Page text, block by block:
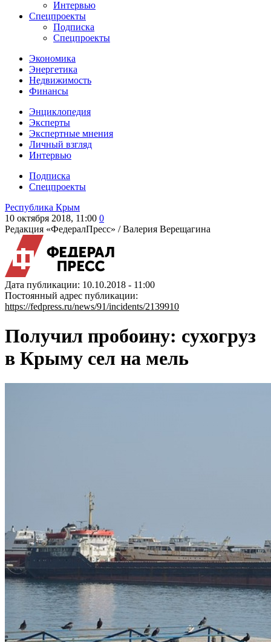
Интервью
Спецпроекты
Подписка
Спецпроекты
Экономика
Энергетика
Недвижимость
Финансы
Энциклопедия
Эксперты
Экспертные мнения
Личный взгляд
Интервью
Подписка
Спецпроекты
Республика Крым
10 октября 2018, 11:00 0
Редакция «ФедералПресс» /Валерия Верещагина
Дата публикации: 10.10.2018 - 11:00
Постоянный адрес публикации:
https://fedpress.ru/news/91/incidents/2139910
Получил пробоину: сухогруз
в Крыму сел на мель